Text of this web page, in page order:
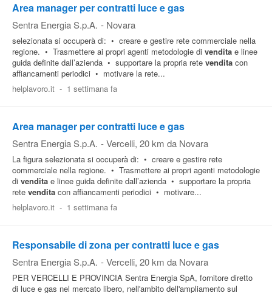
Area manager per contratti luce e gas
Sentra Energia S.p.A. - Novara
selezionata si occuperà di: • creare e gestire rete commerciale nella
regione. • Trasmettere ai propri agenti metodologie di vendita e linee
guida definite dall’azienda • supportare la propria rete vendita con
affiancamenti periodici • motivare la rete...
helplavoro.it - 1 settimana fa
Area manager per contratti luce e gas
Sentra Energia S.p.A. - Vercelli, 20 km da Novara
La figura selezionata si occuperà di: • creare e gestire rete
commerciale nella regione. • Trasmettere ai propri agenti metodologie
di vendita e linee guida definite dall’azienda • supportare la propria
rete vendita con affiancamenti periodici • motivare...
helplavoro.it - 1 settimana fa
Responsabile di zona per contratti luce e gas
Sentra Energia S.p.A. - Vercelli, 20 km da Novara
PER VERCELLI E PROVINCIA Sentra Energia SpA, fornitore diretto
di luce e gas nel mercato libero, nell'ambito dell'ampliamento sul